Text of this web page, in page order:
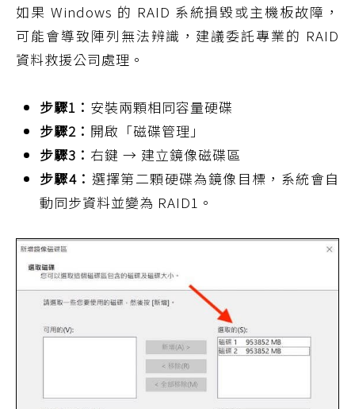
如果 Windows 的 RAID 系統損毀或主機板故障，
可能會導致陣列無法辨識，建議委託專業的 RAID
資料救援公司處理。
步驟1： 安裝兩顆相同容量硬碟
步驟2： 開啟「磁碟管理」
步驟3： 右鍵 → 建立鏡像磁碟區
步驟4： 選擇第二顆硬碟為鏡像目標，系統會自
動同步資料並變為 RAID1。